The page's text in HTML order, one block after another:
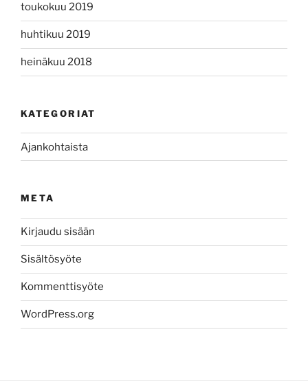
toukokuu 2019
huhtikuu 2019
heinäkuu 2018
KATEGORIAT
Ajankohtaista
META
Kirjaudu sisään
Sisältösyöte
Kommenttisyöte
WordPress.org